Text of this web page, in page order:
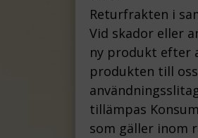
Returfrakten i
Vid skador eller
ny produkt efter
produkten till
tillämpas
som gäller inom